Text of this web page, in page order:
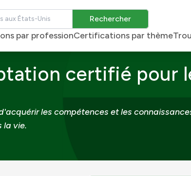
Rechercher
par professionCertifications par thème
TDAH
certifié pour
les compétences et les
la vie.